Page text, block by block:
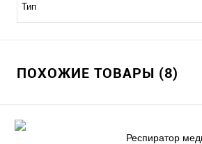
Тип
ПОХОЖИЕ ТОВАРЫ (8)
Респиратор